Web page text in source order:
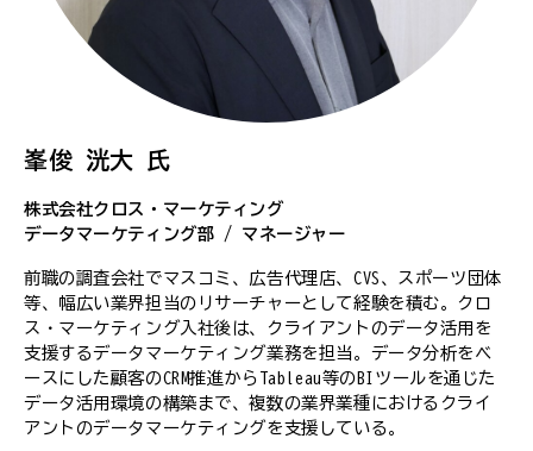
峯俊 洸大 氏
株式会社クロス・マーケティング
データマーケティング部 / マネージャー
前職の調査会社でマスコミ、広告代理店、CVS、スポーツ団体
等、幅広い業界担当のリサーチャーとして経験を積む。クロ
ス・マーケティング入社後は、クライアントのデータ活用を
支援するデータマーケティング業務を担当。データ分析をベ
ースにした顧客のCRM推進からTableau等のBIツールを通じた
データ活用環境の構築まで、複数の業界業種におけるクライ
アントのデータマーケティングを支援している。